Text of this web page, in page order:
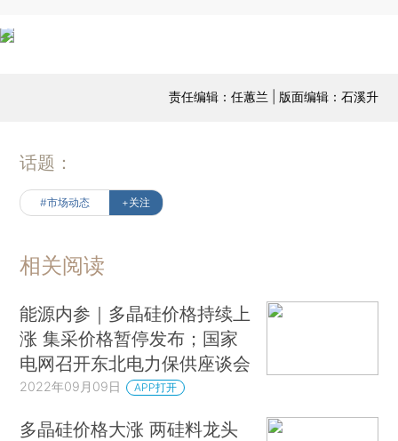
责任编辑：任蕙兰 | 版面编辑：石溪升
话题：
#市场动态 +关注
相关阅读
能源内参｜多晶硅价格持续上
涨 集采价格暂停发布；国家
电网召开东北电力保供座谈会
2022年09月09日 APP打开
多晶硅价格大涨 两硅料龙头